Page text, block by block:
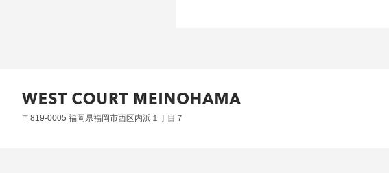
〒819-0005 福岡県福岡市西区内浜１丁目７